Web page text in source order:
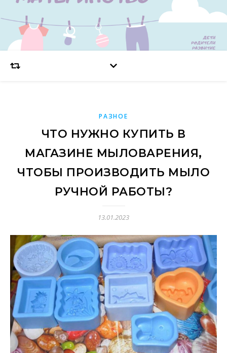
РАЗНОЕ
ЧТО НУЖНО КУПИТЬ В
МАГАЗИНЕ МЫЛОВАРЕНИЯ,
ЧТОБЫ ПРОИЗВОДИТЬ МЫЛО
РУЧНОЙ РАБОТЫ?
13.01.2023